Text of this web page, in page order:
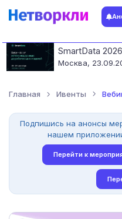
Москва,
Главная Ивенты Вебинар
Подпишись на анонсы
нашем
Перейти к